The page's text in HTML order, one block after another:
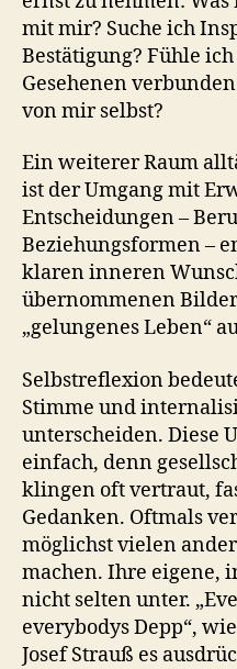
mit mir? Suche ich
Bestätigung? Fühle
Gesehenen
von mir selbst?
Ein weiterer Raum
ist der Umgang mit
Entscheidungen –
Beziehungsformen –
klaren inneren
übernommenen
„gelungenes Leben“
Selbstreflexion
Stimme und
unterscheiden. Diese
einfach, denn
klingen oft vertraut,
Gedanken. Oftmals
möglichst vielen
machen. Ihre eigene,
nicht selten unter.
everybodys Depp“,
Josef Strauß es